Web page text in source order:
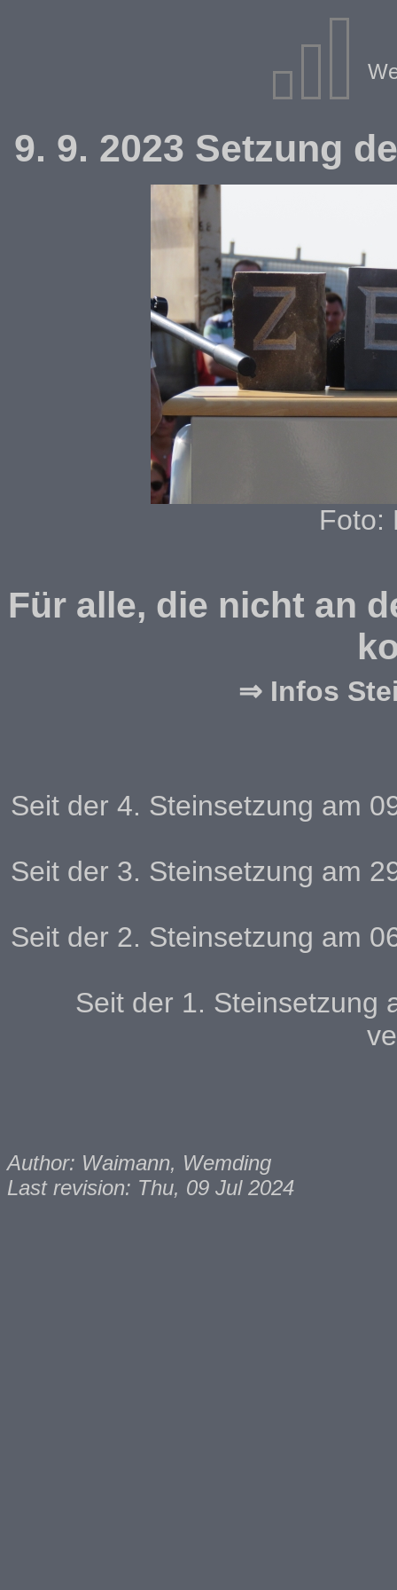
9. 9. 2023 Setzung
Foto:
Für alle, die nicht an
⇒ Infos
Seit der 4. Steinsetzung am
Seit der 3. Steinsetzung am
Seit der 2. Steinsetzung am
Seit der 1. Steinsetzung
Author: Waimann, Wemding
Last revision: Thu, 09 Jul 2024